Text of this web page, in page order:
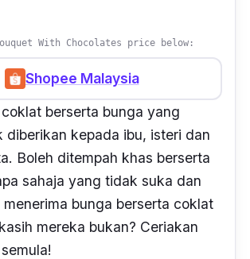
With Chocolates price below:
Shopee Malaysia
berserta bunga yang
diberikan kepada ibu, isteri dan
Boleh ditempah khas berserta
sahaja yang tidak suka dan
bunga berserta coklat
mereka bukan? Ceriakan